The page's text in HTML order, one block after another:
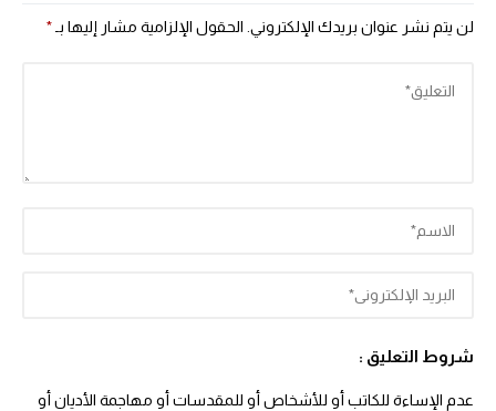
لن يتم نشر عنوان بريدك الإلكتروني. الحقول الإلزامية مشار إليها بـ *
شروط التعليق :
عدم الإساءة للكاتب أو للأشخاص أو للمقدسات أو مهاجمة الأديان أو